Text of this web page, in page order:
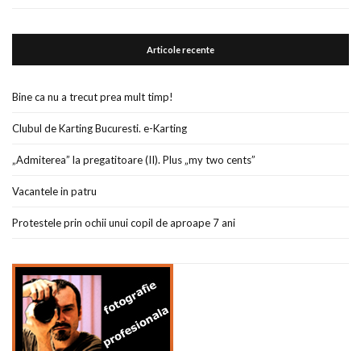
Articole recente
Bine ca nu a trecut prea mult timp!
Clubul de Karting Bucuresti. e-Karting
„Admiterea” la pregatitoare (II). Plus „my two cents”
Vacantele in patru
Protestele prin ochii unui copil de aproape 7 ani